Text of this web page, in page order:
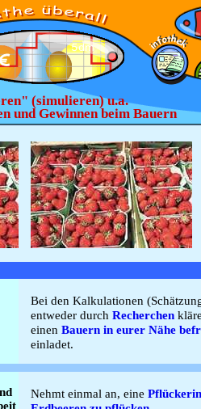
(simulieren) u.a.
und Gewinnen beim Bauern
Bei den Kalkulationen
entweder durch Recherchen
einen Bauern in eurer Nähe
einladet.
Nehmt einmal an, eine